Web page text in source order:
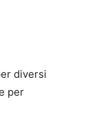
diversi
per